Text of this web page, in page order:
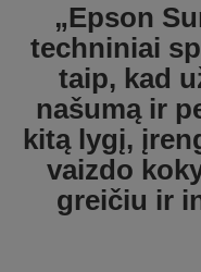
„Epson
techniniai
taip, kad
našumą ir
kitą lygį,
vaizdo
greičiu ir